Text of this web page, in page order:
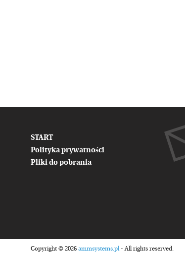
START
Polityka prywatności
Pliki do pobrania
Copyright © 2026 ammsystems.pl- All rights reserved.